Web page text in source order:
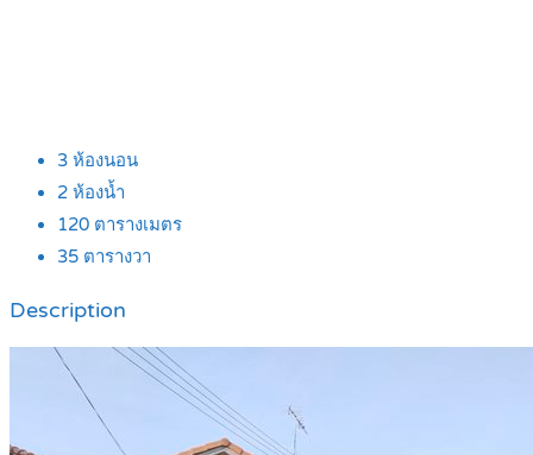
3 ห้องนอน
2 ห้องน้ำ
120 ตารางเมตร
35 ตารางวา
Description